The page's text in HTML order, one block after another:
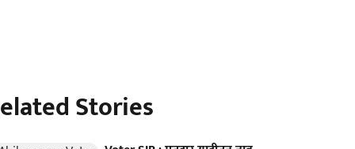
Stories